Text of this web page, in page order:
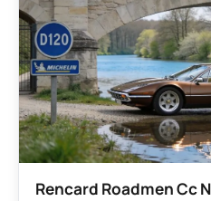
Rencard Roadmen Cc